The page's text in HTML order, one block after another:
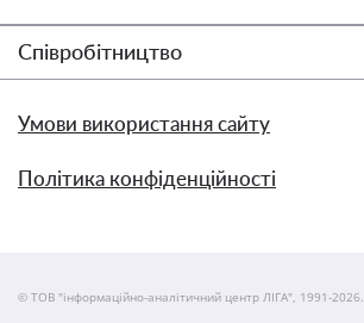
Співробітництво
Умови використання сайту
Політика конфіденційності
© ТОВ "інформаційно-аналітичний центр ЛІГА", 1991-2026.